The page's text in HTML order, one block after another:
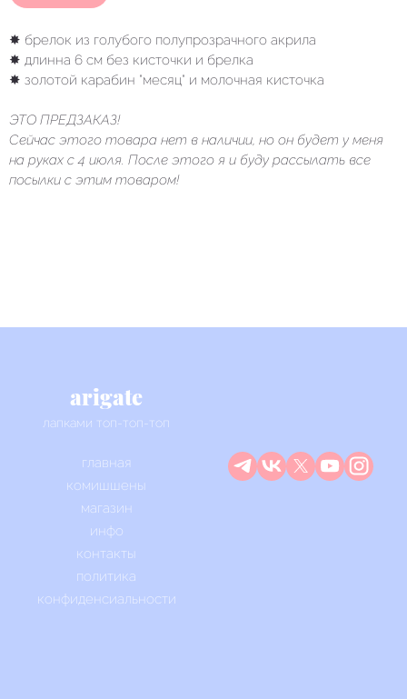
✸ брелок из голубого полупрозрачного акрила
✸ длинна 6 см без кисточки и брелка
✸ золотой карабин "месяц" и молочная кисточка
ЭТО ПРЕДЗАКАЗ!
Сейчас этого товара нет в наличии, но он будет у меня
на руках с 4 июля. После этого я и буду рассылать все
посылки с этим товаром!
arigate
лапками топ-топ-топ
главная
комишшены
магазин
инфо
контакты
политика
конфиденсиальности